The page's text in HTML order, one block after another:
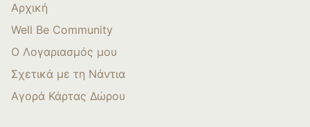
Αρχική
Well Be Community
Ο Λογαριασμός μου
Σχετικά με τη Νάντια
Αγορά Κάρτας Δώρου